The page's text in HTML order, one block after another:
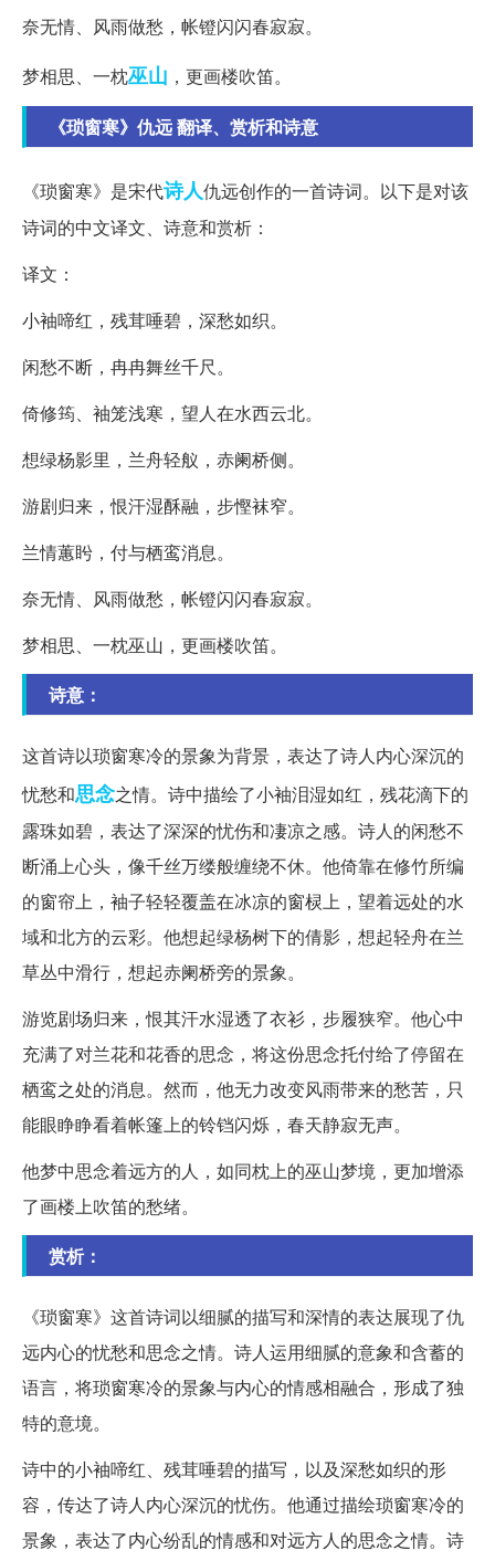
奈无情、风雨做愁，帐镫闪闪春寂寂。
梦相思、一枕巫山 ，更画楼吹笛。
《琐窗寒》仇远 翻译、赏析和诗意
《琐窗寒》是宋代诗人仇远创作的一首诗词。以下是对该
诗词的中文译文、诗意和赏析：
译文：
小袖啼红，残茸唾碧，深愁如织。
闲愁不断，冉冉舞丝千尺。
倚修筠、袖笼浅寒，望人在水西云北。
想绿杨影里，兰舟轻舣，赤阑桥侧。
游剧归来，恨汗湿酥融，步慳袜窄。
兰情蕙盻，付与栖鸾消息。
奈无情、风雨做愁，帐镫闪闪春寂寂。
梦相思、一枕巫山，更画楼吹笛。
诗意：
这首诗以琐窗寒冷的景象为背景，表达了诗人内心深沉的
忧愁和思念之情。诗中描绘了小袖泪湿如红，残花滴下的
露珠如碧，表达了深深的忧伤和凄凉之感。诗人的闲愁不
断涌上心头，像千丝万缕般缠绕不休。他倚靠在修竹所编
的窗帘上，袖子轻轻覆盖在冰凉的窗棂上，望着远处的水
域和北方的云彩。他想起绿杨树下的倩影，想起轻舟在兰
草丛中滑行，想起赤阑桥旁的景象。
游览剧场归来，恨其汗水湿透了衣衫，步履狭窄。他心中
充满了对兰花和花香的思念，将这份思念托付给了停留在
栖鸾之处的消息。然而，他无力改变风雨带来的愁苦，只
能眼睁睁看着帐篷上的铃铛闪烁，春天静寂无声。
他梦中思念着远方的人，如同枕上的巫山梦境，更加增添
了画楼上吹笛的愁绪。
赏析：
《琐窗寒》这首诗词以细腻的描写和深情的表达展现了仇
远内心的忧愁和思念之情。诗人运用细腻的意象和含蓄的
语言，将琐窗寒冷的景象与内心的情感相融合，形成了独
特的意境。
诗中的小袖啼红、残茸唾碧的描写，以及深愁如织的形
容，传达了诗人内心深沉的忧伤。他通过描绘琐窗寒冷的
景象，表达了内心纷乱的情感和对远方人的思念之情。诗